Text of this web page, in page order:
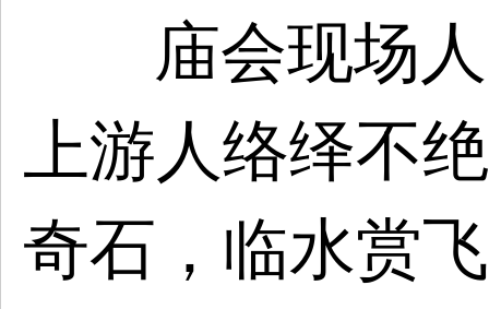
庙会现场
上游人络绎不
奇石，临水赏